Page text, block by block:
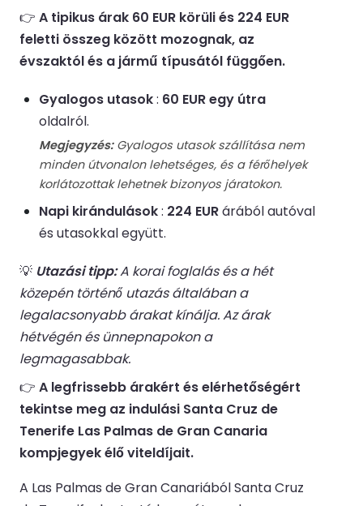
👉 A tipikus árak 60 EUR körüli és 224 EUR
feletti összeg között mozognak, az
évszaktól és a jármű típusától függően.
Gyalogos utasok: 60 EUR egy útra
oldalról.
Megjegyzés:Gyalogos utasok szállítása nem
minden útvonalon lehetséges, és a férőhelyek
korlátozottak lehetnek bizonyos járatokon.
Napi kirándulások: 224 EURárából autóval
és utasokkal együtt.
💡 Utazási tipp:A korai foglalás és a hét
közepén történő utazás általában a
legalacsonyabb árakat kínálja. Az árak
hétvégén és ünnepnapokon a
legmagasabbak.
👉 A legfrissebb árakért és elérhetőségért
tekintse meg az indulási Santa Cruz de
Tenerife Las Palmas de Gran Canaria
kompjegyek élő viteldíjait.
A Las Palmas de Gran Canariából Santa Cruz